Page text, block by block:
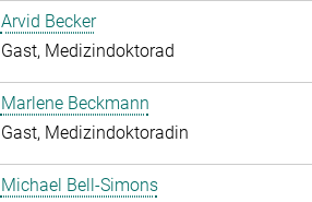
Arvid Becker
Gast, Medizindoktorad
Marlene Beckmann
Gast, Medizindoktoradin
Michael Bell-Simons